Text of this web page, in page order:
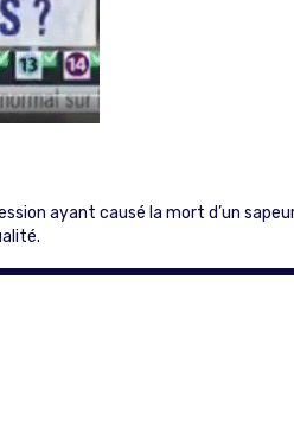
ayant causé la mort d’un